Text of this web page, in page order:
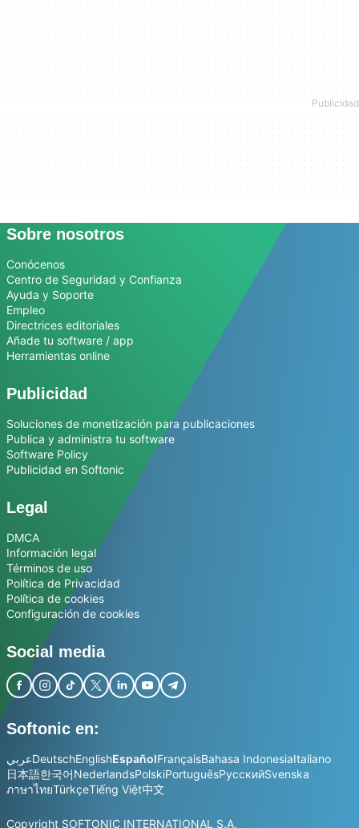
Sobre nosotros
Conócenos
Centro de Seguridad y Confianza
Ayuda y Soporte
Empleo
Directrices editoriales
Añade tu software / app
Herramientas online
Publicidad
Soluciones de monetización para publicaciones
Publica y administra tu software
Software Policy
Publicidad en Softonic
Legal
DMCA
Información legal
Términos de uso
Política de Privacidad
Política de cookies
Configuración de cookies
Social media
Softonic en:
عربيDeutschEnglishEspañolFrançaisBahasa IndonesiaItaliano
日本語한국어NederlandsPolskiPortuguêsРусскийSvenska
ภาษาไทยTürkçeTiếng Việt中文
Copyright SOFTONIC INTERNATIONAL S.A.